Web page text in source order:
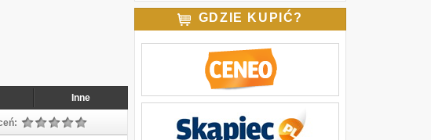
Inne
GDZIE KUPIĆ?